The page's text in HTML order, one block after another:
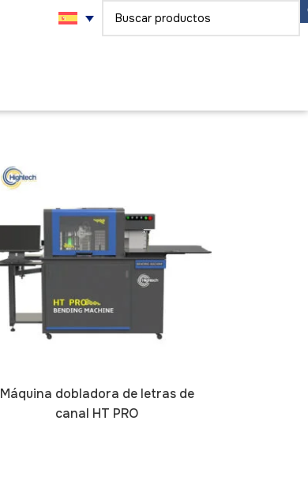
Máquina dobladora de letras de
canal HT PRO